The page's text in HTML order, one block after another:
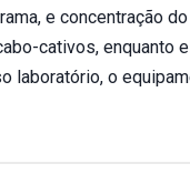
e concentração
cativos,
laboratório, o